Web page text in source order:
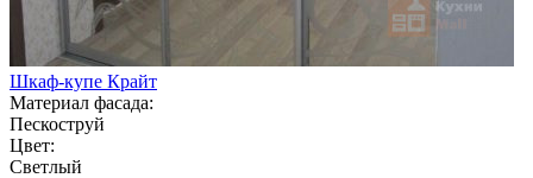
Шкаф-купе Крайт
Материал фасада:
Пескоструй
Цвет:
Светлый